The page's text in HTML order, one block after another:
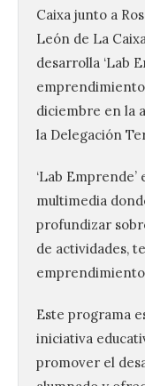
Caixa junto a
León de La
desarrolla ‘Lab
diciembre en la
la Delegación
‘Lab
multimedia
profundizar
de actividades,
Este programa
iniciativa
promover el